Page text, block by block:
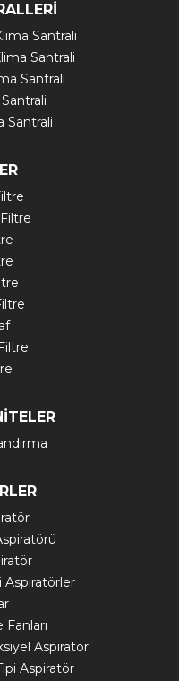
Santrali
Santrali
Santrali
Santrali
Aspiratörler
Aspiratör
Aspiratör